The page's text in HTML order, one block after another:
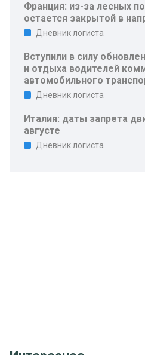
Франция: из-за лесных
остается закрытой в
Дневник логиста
Вступили в силу
и отдыха водителей
автомобильного
Дневник логиста
Италия: даты запрета
августе
Дневник логиста